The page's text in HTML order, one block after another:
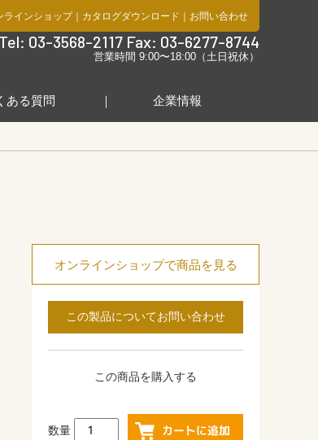
ラインショップ｜ カタログダウンロード ｜ お問い合わせ
Tel: 03-3568-2117 Fax: 03-6277-8744
営業時間 9:00〜18:00（土日祝休）
ある質問 企業情報
オンラインショップで商品を見る
この製品についてお問い合わせ
この商品を購入する
数量